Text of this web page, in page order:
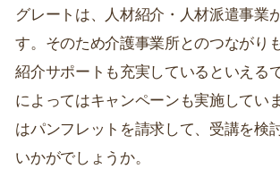
グレートは、人材紹介・人材派遣事業
す。そのため介護事業所とのつながり
紹介サポートも充実しているといえる
によってはキャンペーンも実施してい
はパンフレットを請求して、受講を検
いかがでしょうか。